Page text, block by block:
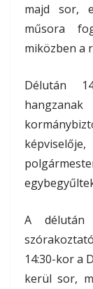
majd sor,
műsora
miközben a
Délután
A délután
14:30-kor a
kerül sor,